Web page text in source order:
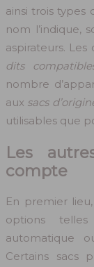
ainsi trois types
nom l’indique,
aspirateurs.
dits
nombre
aux sacs
utilisables que
Les
compte
En premier
options
automatique
Certains sacs